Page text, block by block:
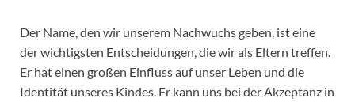
Der Name, den wir unserem Nachwuchs geben, ist eine
der wichtigsten Entscheidungen, die wir als Eltern treffen.
Er hat einen großen Einfluss auf unser Leben und die
Identität unseres Kindes. Er kann uns bei der Akzeptanz in